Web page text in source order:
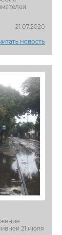
21.07.2020
новость
21 июля